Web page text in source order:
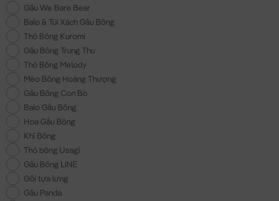
Gấu We Bare Bear
Balo & Túi Xách Gấu Bông
Thỏ Bông Kuromi
Gấu Bông Trung Thu
Thỏ Bông Melody
Mèo Bông Hoàng Thượng
Gấu Bông Con Bò
Balo Gấu Bông
Hoa Gấu Bông
Khỉ Bông
Thỏ bông Usagi
Gấu Bông LINE
Gối tựa lưng
Gấu Panda